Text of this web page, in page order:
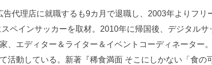
代理店に就職するも9カ月で退職し、2003年よりフリ
ペインサッカーを取材。2010年に帰国後、デジタルサ
、エディター＆ライター＆イベントコーディネーター
活動している。新著『稀食満面 そこにしかない「食の